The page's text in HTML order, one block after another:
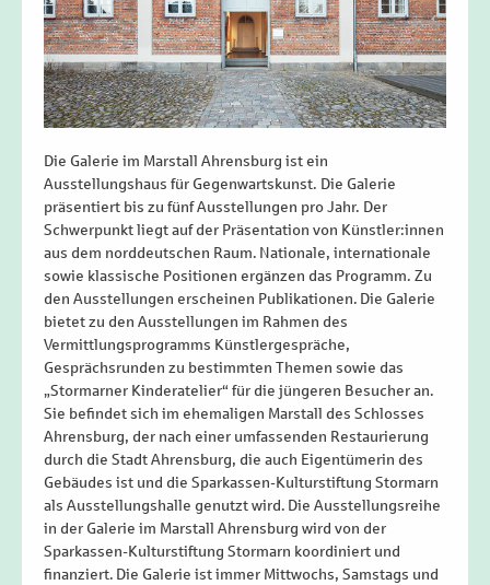
Die Galerie im Marstall Ahrensburg ist ein
Ausstellungshaus für Gegenwartskunst. Die Galerie
präsentiert bis zu fünf Ausstellungen pro Jahr. Der
Schwerpunkt liegt auf der Präsentation von Künstler:innen
aus dem norddeutschen Raum. Nationale, internationale
sowie klassische Positionen ergänzen das Programm. Zu
den Ausstellungen erscheinen Publikationen. Die Galerie
bietet zu den Ausstellungen im Rahmen des
Vermittlungsprogramms Künstlergespräche,
Gesprächsrunden zu bestimmten Themen sowie das
„Stormarner Kinderatelier“ für die jüngeren Besucher an.
Sie befindet sich im ehemaligen Marstall des Schlosses
Ahrensburg, der nach einer umfassenden Restaurierung
durch die Stadt Ahrensburg, die auch Eigentümerin des
Gebäudes ist und die Sparkassen-Kulturstiftung Stormarn
als Ausstellungshalle genutzt wird. Die Ausstellungsreihe
in der Galerie im Marstall Ahrensburg wird von der
Sparkassen-Kulturstiftung Stormarn koordiniert und
finanziert. Die Galerie ist immer Mittwochs, Samstags und